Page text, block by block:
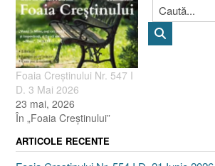
Foaia Creștinului Nr. 547 I
D. 3 Mai 2026
23 mai, 2026
În „Foaia Creştinului”
ARTICOLE RECENTE